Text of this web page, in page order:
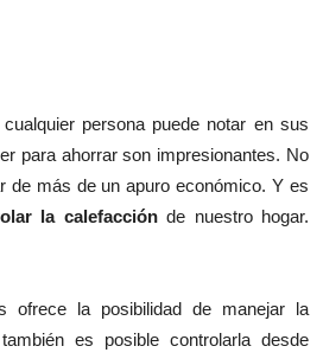
persona puede notar en sus
para ahorrar son impresionantes. No
de más de un apuro económico. Y es
la calefacciónde nuestro hogar.
ofrece la posibilidad de manejar la
es posible controlarla desde